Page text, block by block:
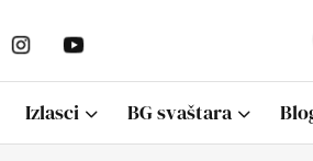
Izlasci BG svaštara